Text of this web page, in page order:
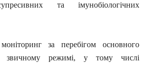
та імунобіологічних
за перебігом основного
звичному режимі, у тому числі